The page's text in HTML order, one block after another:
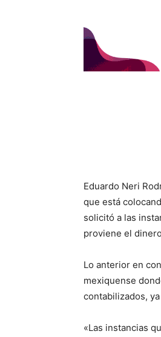
Eduardo Neri
que está
solicitó a las
proviene el
Lo anterior en
mexiquense
contabilizados,
«Las instancias